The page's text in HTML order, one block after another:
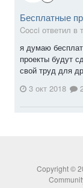
Бесплатные
Cocci ответил в
я думаю
проекты будут
свой труд для
3 окт 2018
Copyright ©